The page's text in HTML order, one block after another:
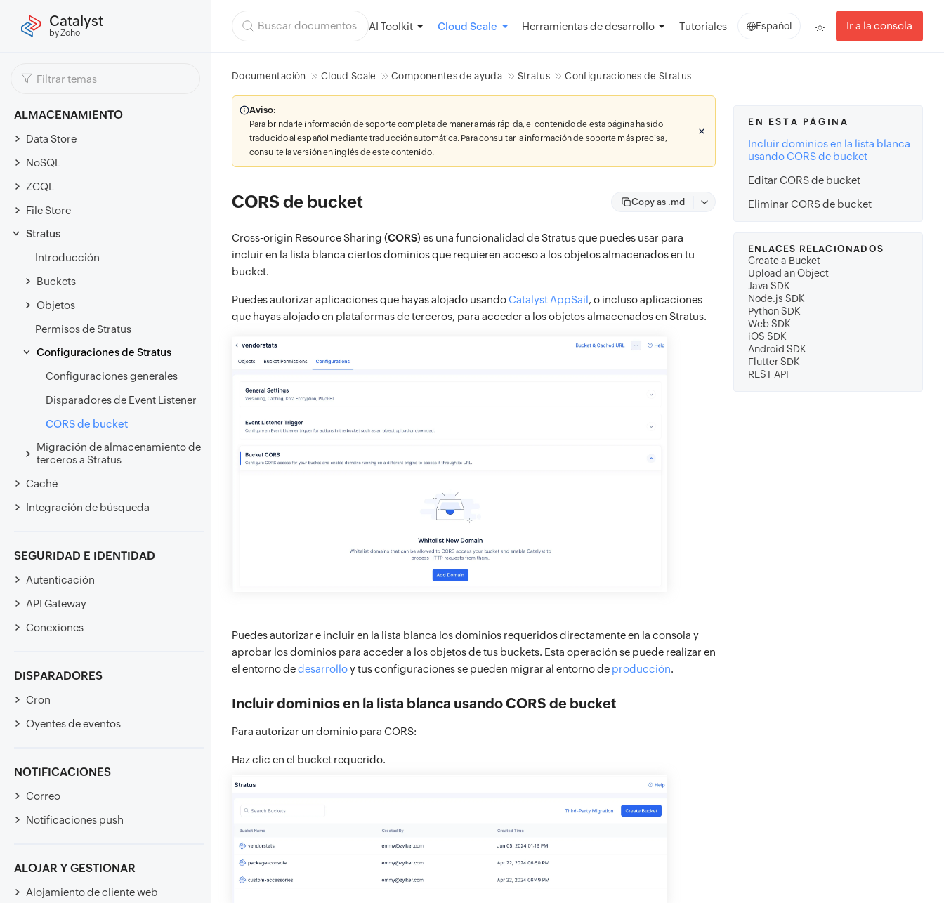
Catalyst
by Zoho
AI Toolkit Cloud Scale Herramientas de desarrollo Tutoriales Español Ir a la consola
ALMACENAMIENTO
Data Store
NoSQL
ZCQL
File Store
Stratus
Introducción
Buckets
Objetos
Permisos de Stratus
Configuraciones de Stratus
Configuraciones generales
Disparadores de Event Listener
CORS de bucket
Migración de almacenamiento de
terceros a Stratus
Caché
Integración de búsqueda
SEGURIDAD E IDENTIDAD
Autenticación
API Gateway
Conexiones
DISPARADORES
Cron
Oyentes de eventos
NOTIFICACIONES
Correo
Notificaciones push
ALOJAR Y GESTIONAR
Alojamiento de cliente web
Documentación Cloud Scale Componentes de ayuda Stratus Configuraciones de Stratus
Aviso:
Para brindarle información de soporte completa de manera más rápida, el contenido de esta página ha sido
traducido al español mediante traducción automática. Para consultar la información de soporte más precisa,
consulte la versión en inglés de este contenido.
CORS de bucket Copy as .md
Cross-origin Resource Sharing (CORS) es una funcionalidad de Stratus que puedes usar para
incluir en la lista blanca ciertos dominios que requieren acceso a los objetos almacenados en tu
bucket.
Puedes autorizar aplicaciones que hayas alojado usandoCatalyst AppSail, o incluso aplicaciones
que hayas alojado en plataformas de terceros, para acceder a los objetos almacenados en Stratus.
Puedes autorizar e incluir en la lista blanca los dominios requeridos directamente en la consola y
aprobar los dominios para acceder a los objetos de tus buckets. Esta operación se puede realizar en
el entorno dedesarrolloy tus configuraciones se pueden migrar al entorno de producción.
Incluir dominios en la lista blanca usando CORS de bucket
Para autorizar un dominio para CORS:
Haz clic en el bucket requerido.
EN ESTA PÁGINA
Incluir dominios en la lista blanca
usando CORS de bucket
Editar CORS de bucket
Eliminar CORS de bucket
ENLACES RELACIONADOS
Create a Bucket
Upload an Object
Java SDK
Node.js SDK
Python SDK
Web SDK
iOS SDK
Android SDK
Flutter SDK
REST API